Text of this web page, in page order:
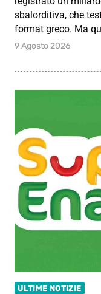
sbalorditiva, che
format greco. Ma
9 Agosto 2026
ULTIME NOTIZIE